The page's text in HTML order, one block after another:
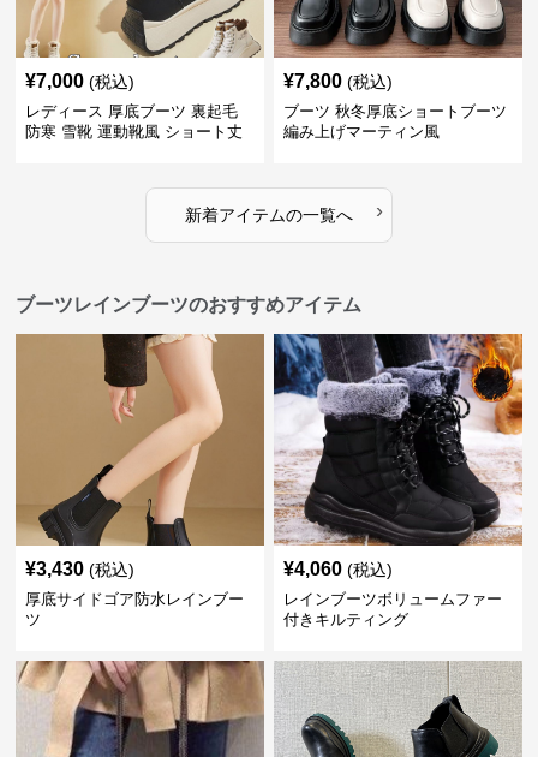
¥7,000 (税込)
レディース 厚底ブーツ 裏起毛
防寒 雪靴 運動靴風 ショート丈
¥7,800 (税込)
ブーツ 秋冬厚底ショートブーツ
編み上げマーティン風
新着アイテムの一覧へ ›
ブーツレインブーツのおすすめアイテム
¥3,430 (税込)
厚底サイドゴア防水レインブー
ツ
¥4,060 (税込)
レインブーツボリュームファー
付きキルティング